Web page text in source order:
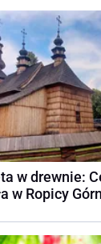
w drewnie:
w Ropicy